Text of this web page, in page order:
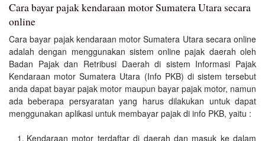
Cara bayar pajak kendaraan motor Sumatera Utara secara
online
Cara bayar pajak kendaraan motor Sumatera Utara secara online
adalah dengan menggunakan sistem online pajak daerah oleh
Badan Pajak dan Retribusi Daerah di sistem Informasi Pajak
Kendaraan motor Sumatera Utara (Info PKB) di sistem tersebut
anda dapat bayar pajak motor maupun bayar pajak motor, namun
ada beberapa persyaratan yang harus dilakukan untuk dapat
menggunakan aplikasi untuk membayar pajak di info PKB, yaitu :
Kendaraan motor terdaftar di daerah dan masuk ke dalam